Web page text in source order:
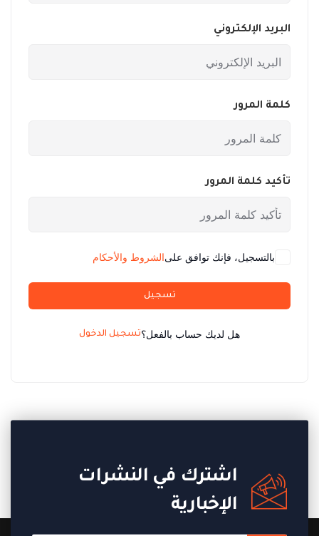
البريد الإلكتروني
كلمة المرور
تأكيد كلمة المرور
بالتسجيل، فإنك توافق علىالشروط والأحكام
تسجيل
هل لديك حساب بالفعل؟تسجيل الدخول
اشترك في النشرات
الإخبارية